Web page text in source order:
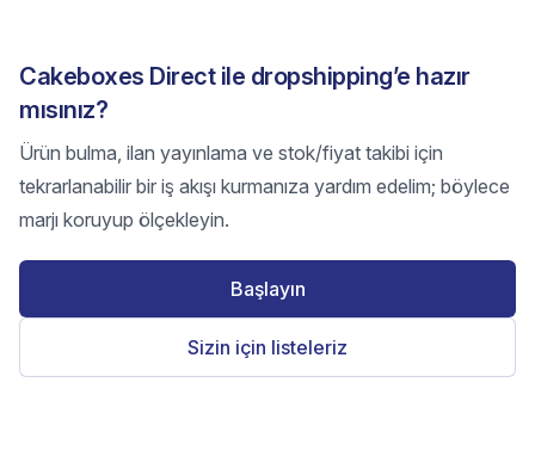
Cakeboxes Direct ile dropshipping’e hazır
mısınız?
Ürün bulma, ilan yayınlama ve stok/fiyat takibi için
tekrarlanabilir bir iş akışı kurmanıza yardım edelim; böylece
marjı koruyup ölçekleyin.
Başlayın
Sizin için listeleriz